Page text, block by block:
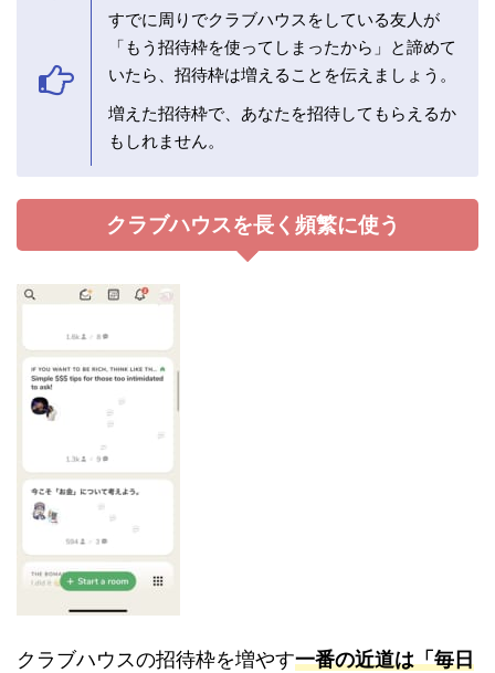
すでに周りでクラブハウスをしている友人が
「もう招待枠を使ってしまったから」と諦めて
いたら、招待枠は増えることを伝えましょう。
増えた招待枠で、あなたを招待してもらえるか
もしれません。
クラブハウスを長く頻繁に使う
クラブハウスの招待枠を増やす一番の近道は「毎日